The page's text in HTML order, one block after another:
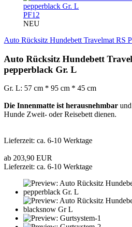
PF12
NEU
Auto Rücksitz Hundebett Travelmat RS
Auto Rücksitz Hundebett
pepperblack Gr. L
Gr. L: 57 cm * 95 cm * 45 cm
Die Innenmatte ist herausnehmbar
Hunde Zweit- oder Reisebett dienen.
Lieferzeit: ca. 6-10 Werktage
ab 203,90 EUR
Lieferzeit: ca. 6-10 Werktage